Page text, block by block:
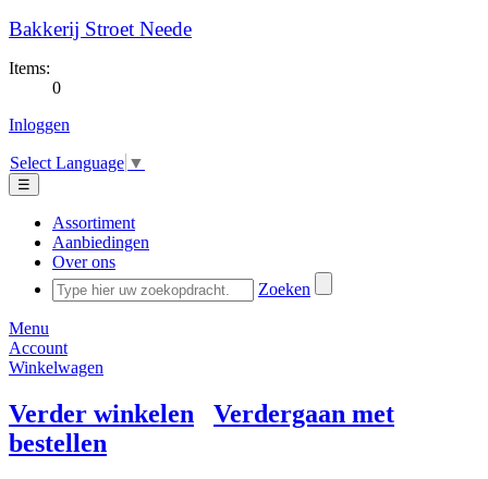
Bakkerij Stroet Neede
Items:
0
Inloggen
Select Language ▼
☰
Assortiment
Aanbiedingen
Over ons
Zoeken
Menu
Account
Winkelwagen
Verder winkelen
Verdergaan met
bestellen